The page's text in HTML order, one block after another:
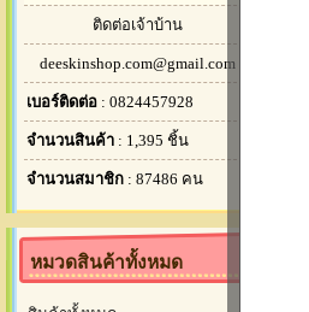
ติดต่อเจ้าบ้าน
deeskinshop.com@gmail.com
เบอร์ติดต่อ : 0824457928
จำนวนสินค้า : 1,395 ชิ้น
จำนวนสมาชิก : 87486 คน
หมวดสินค้าทั้งหมด